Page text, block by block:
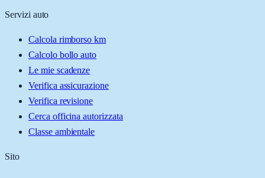
Servizi auto
Calcola rimborso km
Calcolo bollo auto
Le mie scadenze
Verifica assicurazione
Verifica revisione
Cerca officina autorizzata
Classe ambientale
Sito